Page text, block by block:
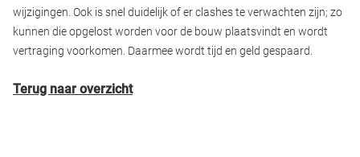
wijzigingen. Ook is snel duidelijk of er clashes te verwachten zijn; zo
kunnen die opgelost worden voor de bouw plaatsvindt en wordt
vertraging voorkomen. Daarmee wordt tijd en geld gespaard.
Terug naar overzicht